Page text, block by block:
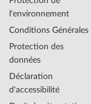
Poids de l'article
Fonctions
l'environnement
Conditions Générales
Protection des
données
Déclaration
d'accessibilité